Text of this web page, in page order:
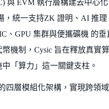
與 EVM 執行層構建去中心化
，統一支持ZK 證明、AI 推理
、GPU 集群與便攜礦機 的垂
機制，Cysic 旨在釋放真實
「算力」這一關鍵支柱。
四層模組化架構，實現跨領